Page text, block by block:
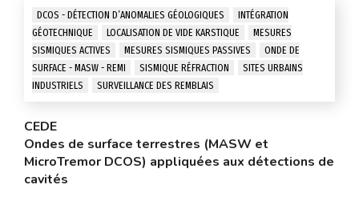
DCOS - DÉTECTION D’ANOMALIES GÉOLOGIQUES
INTÉGRATION
GÉOTECHNIQUE
LOCALISATION DE VIDE KARSTIQUE
MESURES
SISMIQUES ACTIVES
MESURES SISMIQUES PASSIVES
ONDE DE
SURFACE - MASW - REMI
SISMIQUE RÉFRACTION
SITES URBAINS
INDUSTRIELS
SURVEILLANCE DES REMBLAIS
CEDE
Ondes de surface terrestres (MASW et
MicroTremor DCOS) appliquées aux détections de
cavités